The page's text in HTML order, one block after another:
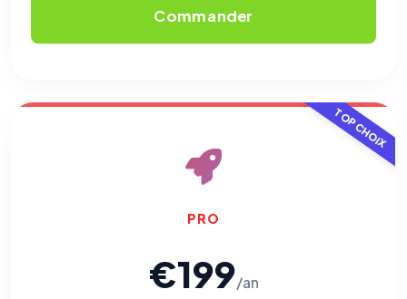
Commander
TOP CHOIX
PRO
€199/an
Nécessaires au fonctionnement du site : session, sécurité,
mémorisation de vos choix de consentement. Ils ne
peuvent pas être désactivés.